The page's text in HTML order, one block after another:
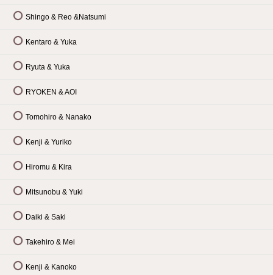
Shingo & Reo &Natsumi
Kentaro & Yuka
Ryuta & Yuka
RYOKEN & AOI
Tomohiro & Nanako
Kenji & Yuriko
Hiromu & Kira
Mitsunobu & Yuki
Daiki & Saki
Takehiro & Mei
Kenji & Kanoko